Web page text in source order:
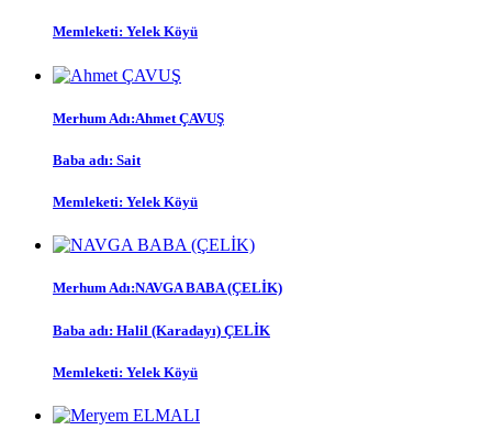
Memleketi: Yelek Köyü
Merhum Adı:Ahmet ÇAVUŞ
Baba adı: Sait
Memleketi: Yelek Köyü
Merhum Adı:NAVGA BABA (ÇELİK)
Baba adı: Halil (Karadayı) ÇELİK
Memleketi: Yelek Köyü